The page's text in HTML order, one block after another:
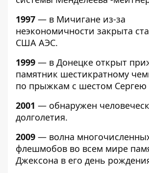
1997 — в Мичигане из-за
неэкономичности закрыта
США АЭС.
1999 — в Донецке открыт
памятник шестикратному
по прыжкам с шестом Сергею
2001 — обнаружен
долголетия.
2009 — волна
флешмобов во всем мире
Джексона в его день